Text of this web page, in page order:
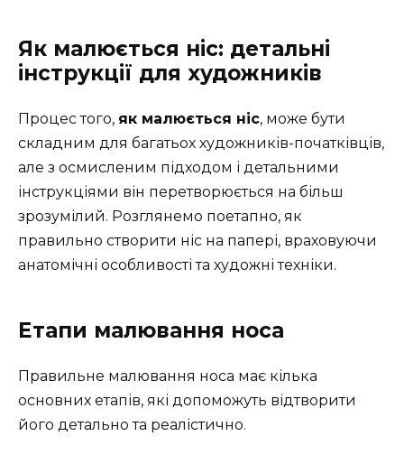
Як малюється ніс: детальні
інструкції для художників
Процес того, як малюється ніс, може бути
складним для багатьох художників-початківців,
але з осмисленим підходом і детальними
інструкціями він перетворюється на більш
зрозумілий. Розглянемо поетапно, як
правильно створити ніс на папері, враховуючи
анатомічні особливості та художні техніки.
Етапи малювання носа
Правильне малювання носа має кілька
основних етапів, які допоможуть відтворити
його детально та реалістично.